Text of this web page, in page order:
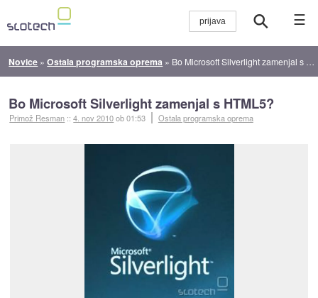
☰
Novice »Ostala programska oprema » Bo Microsoft Silverlight zamenjal s HTML5?
Bo Microsoft Silverlight zamenjal s HTML5?
Primož Resman ::4. nov 2010ob 01:53 Ostala programska oprema